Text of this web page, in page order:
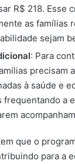
R$ 218. Esse
as famílias
sejam
: Para
precisam
à saúde e
frequentando a
que o
para a